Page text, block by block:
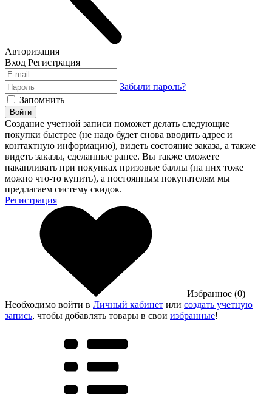
Авторизация
Вход Регистрация
Забыли пароль?
Запомнить
Войти
Создание учетной записи поможет делать следующие
покупки быстрее (не надо будет снова вводить адрес и
контактную информацию), видеть состояние заказа, а также
видеть заказы, сделанные ранее. Вы также сможете
накапливать при покупках призовые баллы (на них тоже
можно что-то купить), а постоянным покупателям мы
предлагаем систему скидок.
Регистрация
Избранное (0)
Необходимо войти в Личный кабинет или создать учетную
запись, чтобы добавлять товары в свои избранные!